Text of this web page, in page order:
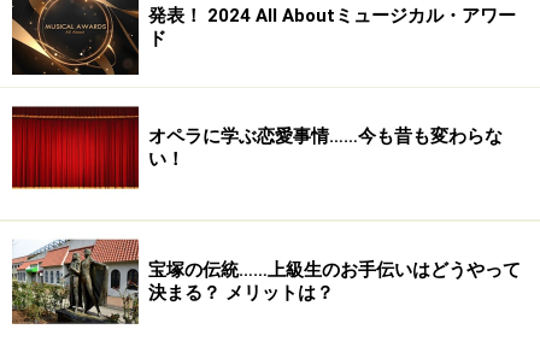
発表！ 2024 All Aboutミュージカル・アワー
ド
オペラに学ぶ恋愛事情……今も昔も変わらな
い！
宝塚の伝統……上級生のお手伝いはどうやって
決まる？ メリットは？